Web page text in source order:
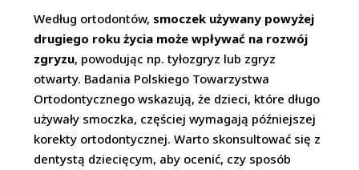
Według ortodontów, smoczek używany powyżej
drugiego roku życia może wpływać na rozwój
zgryzu, powodując np. tyłozgryz lub zgryz
otwarty. Badania Polskiego Towarzystwa
Ortodontycznego wskazują, że dzieci, które długo
używały smoczka, częściej wymagają późniejszej
korekty ortodontycznej. Warto skonsultować się z
dentystą dziecięcym, aby ocenić, czy sposób